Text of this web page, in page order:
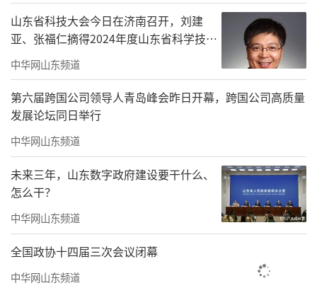
人次。”杨庄河景区管理办公室主任邓俊兰介
绍，景区设置了2处天幕、1处自来水取水点，
并开通24小时服务热线，及时响应市民需求。
景区还推出“幸福林”种植活动，市民在赏春
踏青之余，与家人共同栽种心愿树，留下美好
一顶帐篷撑起新市场
露营热潮在激发景区活力的同时，还带动
了露营基地建设、户外装备销售等相关业态发
展。
山东省科技大会今日在济南召开，刘建
亚、张福仁摘得2024年度山东省科学技术
奖最高奖！
中华网山东频道
第六届跨国公司领导人青岛峰会昨日开幕，跨国公司高质量
发展论坛同日举行
中华网山东频道
未来三年，山东数字政府建设要干什么、
怎么干？
中华网山东频道
全国政协十四届三次会议闭幕
中华网山东频道